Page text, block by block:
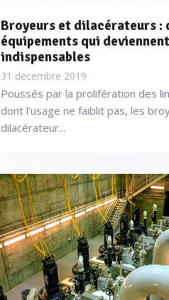
Broyeurs et dilacérateurs :
équipements qui deviennent
indispensables
31 decembre 2019
Poussés par la prolifération des
dont l’usage ne faiblit pas, les
dilacérateur...